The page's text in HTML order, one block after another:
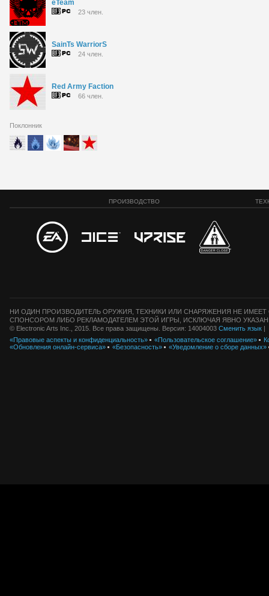
eTeam
23 член.
SainTs WarriorS
24 член.
Red Army Faction
66 член.
Поклонник
ПРОИЗВОДСТВО
НИ ОДИН ПРОИЗВОДИТЕЛЬ ОРУЖИЯ, ТЕХНИКИ ИЛИ СНАРЯЖЕНИЯ НЕ
СПОНСОРОМ ЛИБО РЕКЛАМОДАТЕЛЕМ ЭТОЙ ИГРЫ, ИСКЛЮЧАЯ ЯВНО
© Electronic Arts Inc., 2015. Все права защищены. Версия: 14004003 Сменить язык |
«Правовые аспекты и конфиденциальность»
«Пользовательское соглашение»
«Обновления онлайн-сервиса»
«Безопасность» «Уведомление о сборе данных»